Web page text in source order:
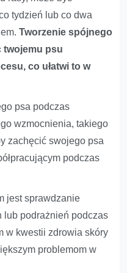
tydzień lub co dwa
Tworzenie spójnego
twojemu psu
co ułatwi to w
psa podczas
wzmocnienia, takiego
zachęcić swojego psa
podczas
jest sprawdzanie
lub podrażnień podczas
w kwestii zdrowia skóry
problemom w